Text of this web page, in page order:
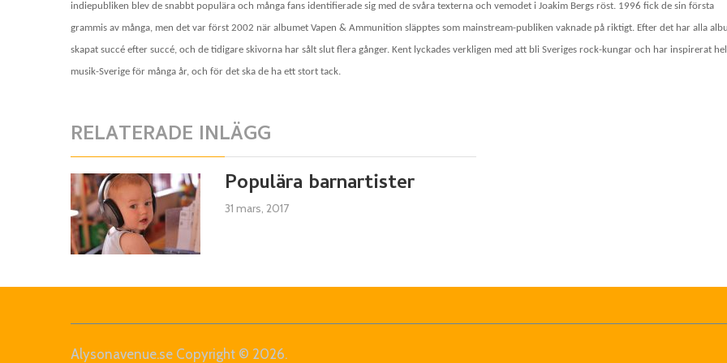
indiepubliken blev de snabbt populära och många fans identifierade sig med de svåra texterna och vemodet i Joakim Bergs röst. 1996 fick de sin första
grammis av många, men det var först 2002 när albumet Vapen & Ammunition släpptes som mainstream-publiken vaknade på riktigt. Efter det har alla
skapat succé efter succé, och de tidigare skivorna har sålt slut flera gånger. Kent lyckades verkligen med att bli Sveriges rock-kungar och har inspirerat
musik-Sverige för många år, och för det ska de ha ett stort tack.
RELATERADE INLÄGG
Populära barnartister
31 mars, 2017
Alysonavenue.se Copyright © 2026.